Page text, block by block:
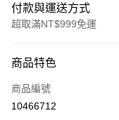
付款與運送方式
超取滿NT$999免運
信用卡一次付款
信用卡分期付款
商品特色
商品編號
10466712